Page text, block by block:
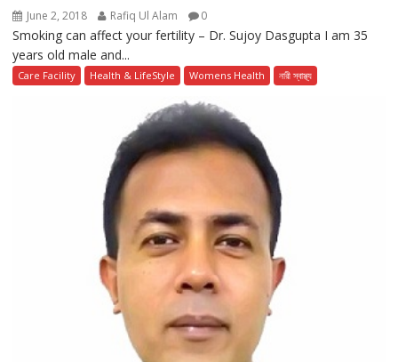
June 2, 2018 Rafiq Ul Alam 0
Smoking can affect your fertility – Dr. Sujoy Dasgupta I am 35
years old male and...
Care Facility Health & LifeStyle Womens Health নারী স্বাস্থ্য